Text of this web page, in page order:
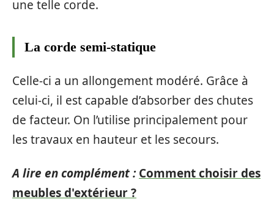
une telle corde.
La corde semi-statique
Celle-ci a un allongement modéré. Grâce à
celui-ci, il est capable d’absorber des chutes
de facteur. On l’utilise principalement pour
les travaux en hauteur et les secours.
A lire en complément : Comment choisir des
meubles d'extérieur ?